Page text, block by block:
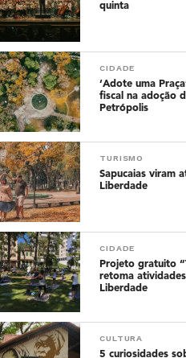
quinta
CIDADE
‘Adote uma
fiscal na adoção
Petrópolis
TURISMO
Sapucaias viram
Liberdade
CIDADE
Projeto gratuito
retoma
Liberdade
CULTURA
5 curiosidades